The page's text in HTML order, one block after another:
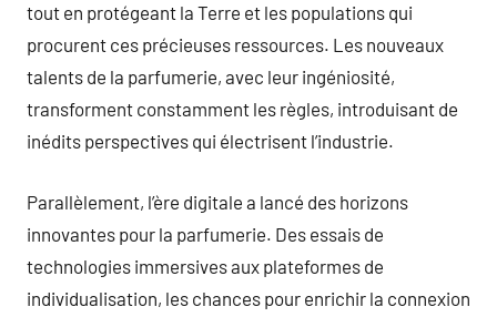
tout en protégeant la Terre et les populations qui
procurent ces précieuses ressources. Les nouveaux
talents de la parfumerie, avec leur ingéniosité,
transforment constamment les règles, introduisant de
inédits perspectives qui électrisent l’industrie.
Parallèlement, l’ère digitale a lancé des horizons
innovantes pour la parfumerie. Des essais de
technologies immersives aux plateformes de
individualisation, les chances pour enrichir la connexion